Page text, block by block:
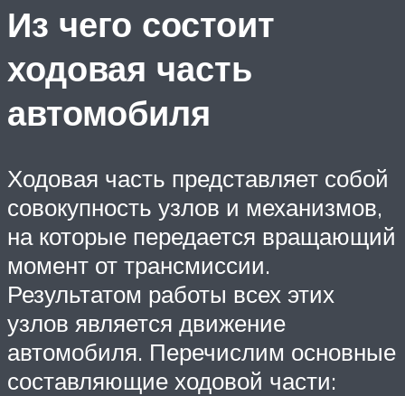
Из чего состоит
ходовая часть
автомобиля
Ходовая часть представляет собой
совокупность узлов и механизмов,
на которые передается вращающий
момент от трансмиссии.
Результатом работы всех этих
узлов является движение
автомобиля. Перечислим основные
составляющие ходовой части: